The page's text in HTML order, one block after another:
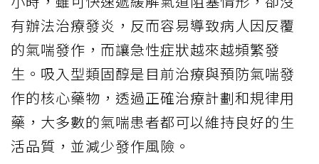
有辦法治療發炎，反而容易導致病人因反覆
的氣喘發作，而讓急性症狀越來越頻繁發
生。吸入型類固醇是目前治療與預防氣喘發
作的核心藥物，透過正確治療計劃和規律用
藥，大多數的氣喘患者都可以維持良好的生
活品質，並減少發作風險。